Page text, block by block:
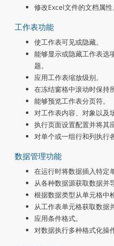
修改Excel文件的文档属性
工作表功能
使工作表可见或隐藏。
能够显示或隐藏工作表选
题。
应用工作表缩放级别。
在冻结窗格中滚动时保持
能够预览工作表分页符。
对工作表内容、对象以及
执行页面设置配置并将其
对单个或一组行和列执行
数据管理功能
在运行时将数据插入特定
从各种数据源获取数据并
根据数据类型从单元格中
从工作表单元格获取数据
应用条件格式。
对数据执行多种格式化操